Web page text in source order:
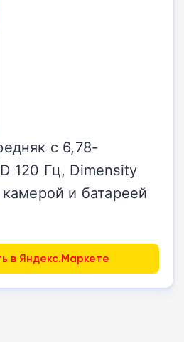
с 6,78-
120 Гц, Dimensity
и батареей
в Яндекс.Маркете